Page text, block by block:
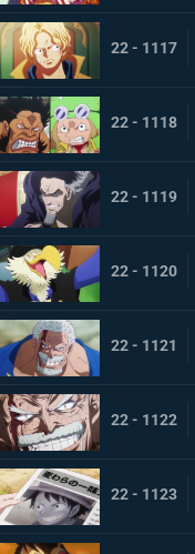
22 - 1117
22 - 1118
22 - 1119
22 - 1120
22 - 1121
22 - 1122
22 - 1123